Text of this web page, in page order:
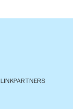
LINKPARTNERS